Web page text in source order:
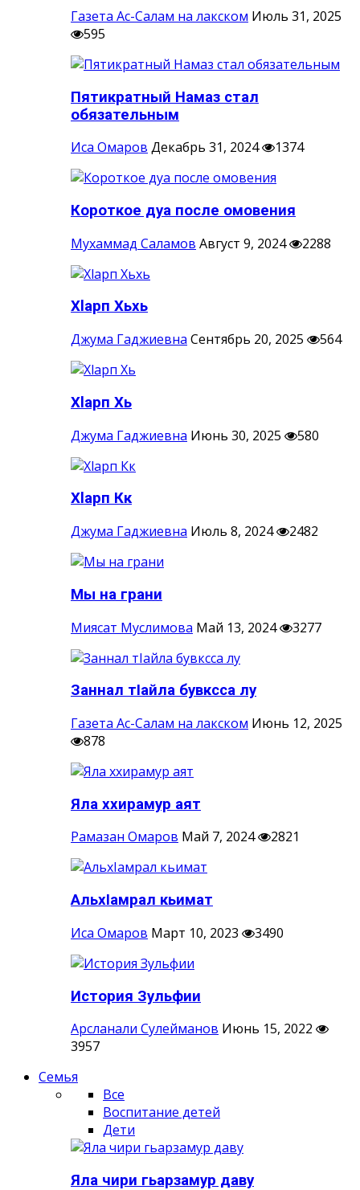
Газета Ас-Салам на лакском Июль 31, 2025
595
Пятикратный Намаз стал
обязательным
Иса Омаров Декабрь 31, 2024 1374
Короткое дуа после омовения
Мухаммад Саламов Август 9, 2024 2288
Хlарп Хьхь
Джума Гаджиевна Сентябрь 20, 2025 564
Хlарп Хь
Джума Гаджиевна Июнь 30, 2025 580
Хlарп Кк
Джума Гаджиевна Июль 8, 2024 2482
Мы на грани
Миясат Муслимова Май 13, 2024 3277
Заннал тIайла бувксса лу
Газета Ас-Салам на лакском Июнь 12, 2025
878
Яла ххирамур аят
Рамазан Омаров Май 7, 2024 2821
АльхIамрал кьимат
Иса Омаров Март 10, 2023 3490
История Зульфии
Арсланали Сулейманов Июнь 15, 2022
3957
Семья
Все
Воспитание детей
Дети
Яла чири гьарзамур даву